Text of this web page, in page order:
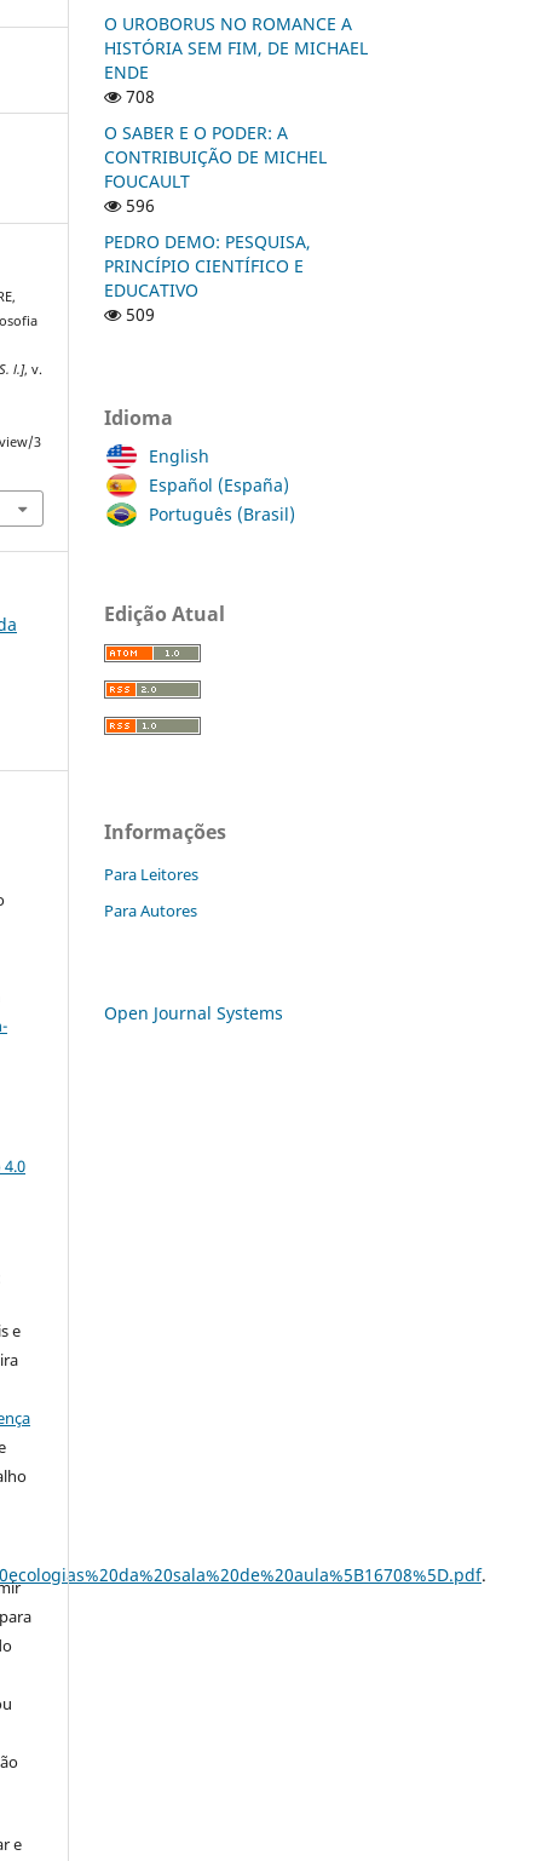
.
l.], v.
3
e
e
O UROBORUS NO ROMANCE A
HISTÓRIA SEM FIM, DE MICHAEL
ENDE
708
O SABER E O PODER: A
CONTRIBUIÇÃO DE MICHEL
FOUCAULT
596
PEDRO DEMO: PESQUISA,
PRINCÍPIO CIENTÍFICO E
EDUCATIVO
509
Idioma
English
Español (España)
Português (Brasil)
Edição Atual
Informações
Para Leitores
Para Autores
Open Journal Systems